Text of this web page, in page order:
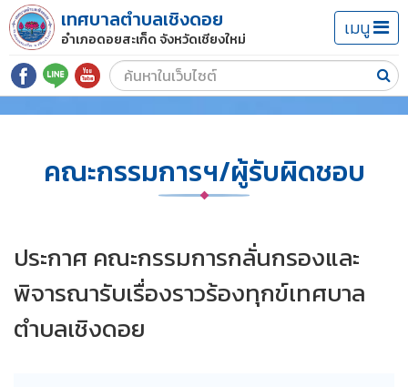
เทศบาลตำบลเชิงดอย
อำเภอดอยสะเก็ด จังหวัดเชียงใหม่ เมนู
คณะกรรมการฯ/ผู้รับผิดชอบ
ประกาศ คณะกรรมการกลั่นกรองและ
พิจารณารับเรื่องราวร้องทุกข์เทศบาล
ตำบลเชิงดอย